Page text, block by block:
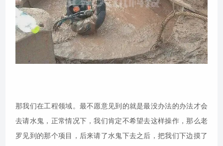
那我们在工程领域。最不愿意见到的就是最没办法的办法才会
去请水鬼，正常情况下，我们肯定不希望去这样操作，那么老
罗见到的那个项目，后来请了水鬼下去之后，把我们下边摸了